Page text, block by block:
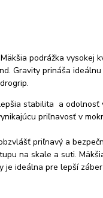
Mäkšia podrážka vysokej
Gravity prináša
stabilita a odolnosť
priľnavosť v
priľnavý a
na skale a suti.
je ideálna pre lepší